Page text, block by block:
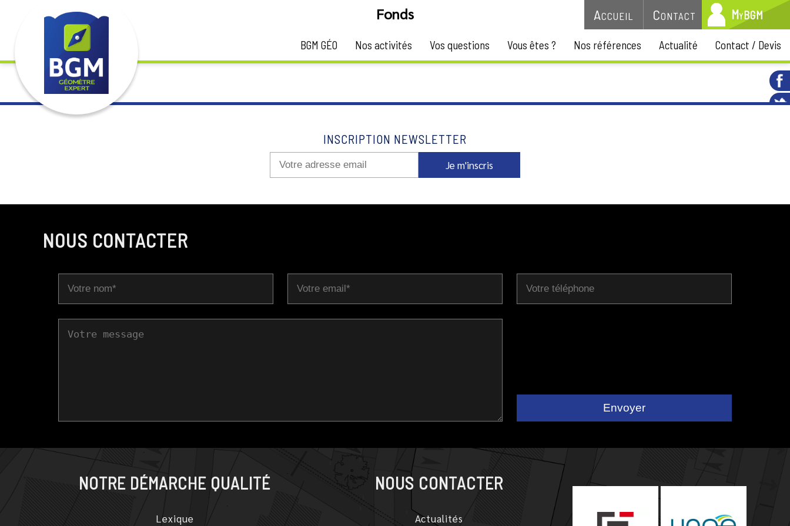
Accueil Contact MyBGM
BGM GÉO Nos activités Vos questions Vous êtes ? Nos références Actualité Contact / Devis
Fonds
Terme usuel désignant une propriété. (synonyme utilisé : « héritage »)
INSCRIPTION NEWSLETTER
Je m'inscris
NOUS CONTACTER
NOTRE DÉMARCHE QUALITÉ
Lexique
NOUS CONTACTER
Actualités